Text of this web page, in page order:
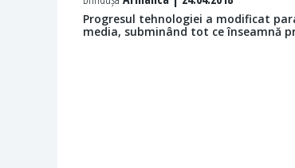
Progresul tehnologiei a modificat
media, subminând tot ce înseamnă